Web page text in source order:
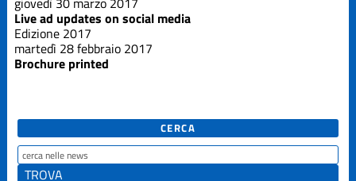
Live ad updates on social media
Edizione 2017
martedì 28 febbraio 2017
Brochure printed
CERCA